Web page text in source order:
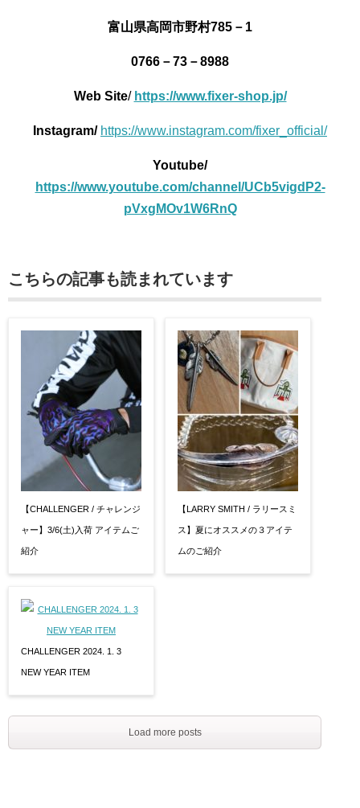
富山県高岡市野村785－1
0766－73－8988
Web Site/ https://www.fixer-shop.jp/
Instagram/ https://www.instagram.com/fixer_official/
Youtube/
https://www.youtube.com/channel/UCb5vigdP2-
pVxgMOv1W6RnQ
こちらの記事も読まれています
【CHALLENGER / チャレンジ
ャー】3/6(土)入荷 アイテムご
紹介
CHALLENGER 2024. 1. 3
NEW YEAR ITEM
【LARRY SMITH / ラリースミ
ス】夏にオススメの３アイテ
ムのご紹介
Load more posts